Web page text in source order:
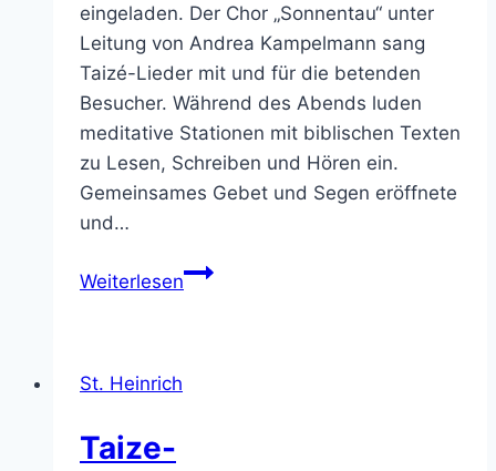
eingeladen. Der Chor „Sonnentau“ unter
Leitung von Andrea Kampelmann sang
Taizé-Lieder mit und für die betenden
Besucher. Während des Abends luden
meditative Stationen mit biblischen Texten
zu Lesen, Schreiben und Hören ein.
Gemeinsames Gebet und Segen eröffnete
und…
WeiterlesenTaizé-
St. Heinrich
Taize-